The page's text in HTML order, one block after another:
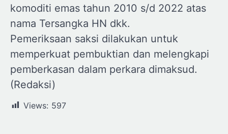
komoditi emas tahun 2010 s/d 2022 atas
nama Tersangka HN dkk.
Pemeriksaan saksi dilakukan untuk
memperkuat pembuktian dan melengkapi
pemberkasan dalam perkara dimaksud.
(Redaksi)
Views: 597